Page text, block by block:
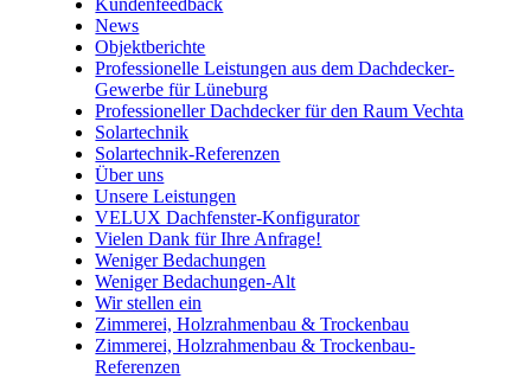
Kundenfeedback
News
Objektberichte
Professionelle Leistungen aus dem Dachdecker-
Gewerbe für Lüneburg
Professioneller Dachdecker für den Raum Vechta
Solartechnik
Solartechnik-Referenzen
Über uns
Unsere Leistungen
VELUX Dachfenster-Konfigurator
Vielen Dank für Ihre Anfrage!
Weniger Bedachungen
Weniger Bedachungen-Alt
Wir stellen ein
Zimmerei, Holzrahmenbau & Trockenbau
Zimmerei, Holzrahmenbau & Trockenbau-
Referenzen